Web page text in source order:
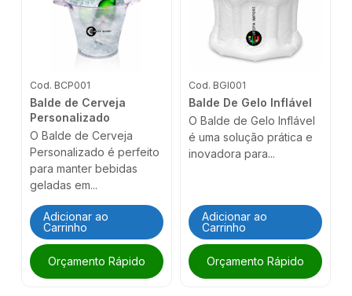
Cod. BCP001
Balde de Cerveja
Personalizado
O Balde de Cerveja
Personalizado é perfeito
para manter bebidas
geladas em...
Adicionar ao
Carrinho
Orçamento Rápido
Cod. BGI001
Balde De Gelo Inflável
O Balde de Gelo Inflável
é uma solução prática e
inovadora para...
Adicionar ao
Carrinho
Orçamento Rápido